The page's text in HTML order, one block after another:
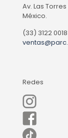
Av. Las
México.
(33) 3122 0018
Redes